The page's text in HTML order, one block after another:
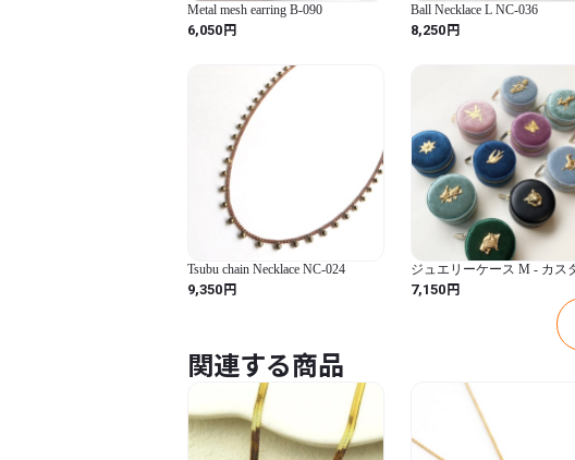
Metal mesh earring B-090
6,050円
Ball Necklace L NC-036
8,250円
Tsubu chain Necklace NC-024
9,350円
ジュエリーケース M - カス
ズオーダー
7,150円
関連する商品